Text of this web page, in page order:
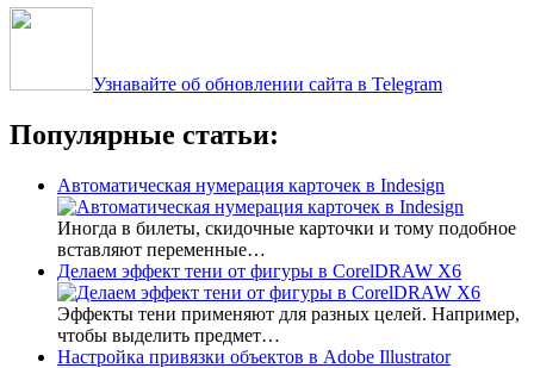
Узнавайте об обновлении сайта в Telegram
Популярные статьи:
Автоматическая нумерация карточек в Indesign
Иногда в билеты, скидочные карточки и тому подобное
вставляют переменные…
Делаем эффект тени от фигуры в CorelDRAW X6
Эффекты тени применяют для разных целей. Например,
чтобы выделить предмет…
Настройка привязки объектов в Adobe Illustrator